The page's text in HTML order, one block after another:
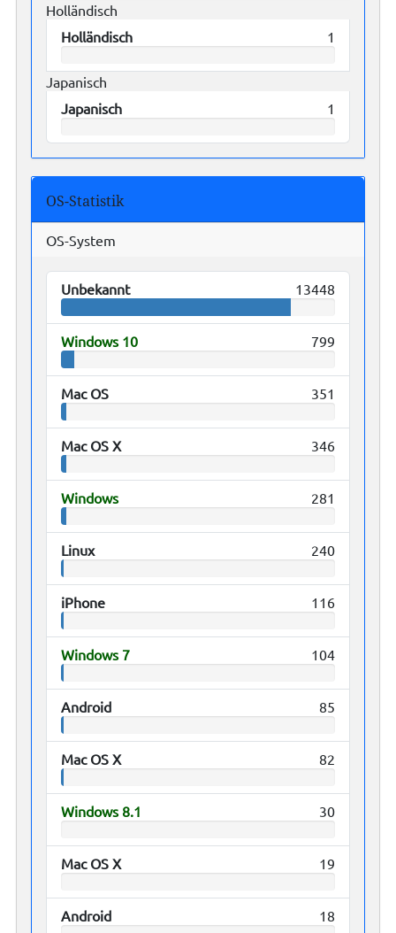
Holländisch
Holländisch
1
Japanisch
Japanisch
1
OS-Statistik
OS-System
Unbekannt 13448
Windows 10 799
Mac OS 351
Mac OS X 346
Windows 281
Linux 240
iPhone 116
Windows 7 104
Android 85
Mac OS X 82
Windows 8.1 30
Mac OS X 19
Android 18